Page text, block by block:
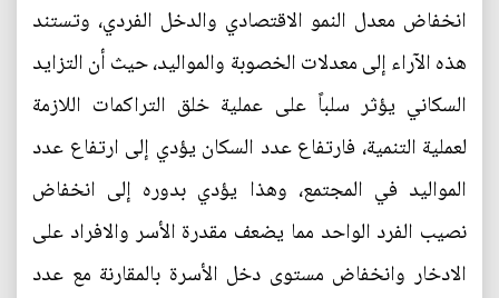
انخفاض معدل النمو الاقتصادي والدخل الفردي، وتستند
هذه الآراء إلى معدلات الخصوبة والمواليد، حيث أن التزايد
السكاني يؤثر سلباً على عملية خلق التراكمات اللازمة
لعملية التنمية، فارتفاع عدد السكان يؤدي إلى ارتفاع عدد
المواليد في المجتمع، وهذا يؤدي بدوره إلى انخفاض
نصيب الفرد الواحد مما يضعف مقدرة الأسر والافراد على
الادخار وانخفاض مستوى دخل الأسرة بالمقارنة مع عدد